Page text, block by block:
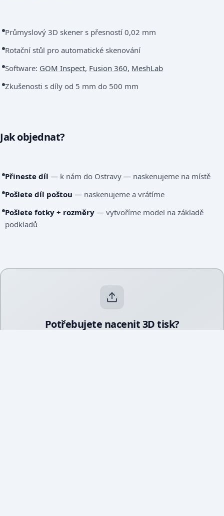
Průmyslový 3D skener s přesností 0,02 mm
Rotační stůl pro automatické skenování
Software: GOM Inspect, Fusion 360, MeshLab
Zkušenosti s díly od 5 mm do 500 mm
Jak objednat?
Přineste díl — k nám do Ostravy — naskenujeme na místě
Pošlete díl poštou — naskenujeme a vrátíme
Pošlete fotky + rozměry — vytvoříme model na základě
podkladů
Potřebujete nacenit 3D tisk?